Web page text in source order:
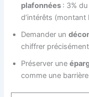
plafonnées : 3%
d’intérêts (montant
Demander un
chiffrer
Préserver une
comme une